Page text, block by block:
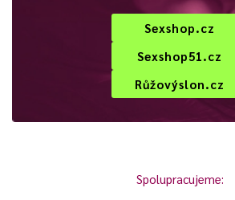
Sexshop.cz
Sexshop51.cz
Růžovýslon.cz
Spolupracujeme: